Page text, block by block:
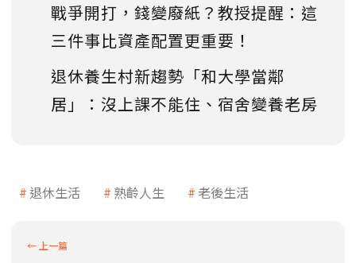
戰爭開打，錢變廢紙？教授提醒：這
三件事比資產配置更重要！
退休養生村新趨勢「和大學當鄰
居」：沒上課不能住、宿舍變養老房
退休生活 熟齡人生 老後生活